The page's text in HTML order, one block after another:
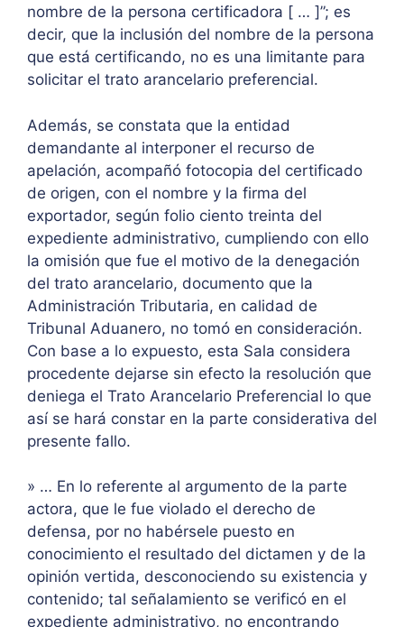
nombre de la persona certificadora [ … ]”; es
decir, que la inclusión del nombre de la persona
que está certificando, no es una limitante para
solicitar el trato arancelario preferencial.
Además, se constata que la entidad
demandante al interponer el recurso de
apelación, acompañó fotocopia del certificado
de origen, con el nombre y la firma del
exportador, según folio ciento treinta del
expediente administrativo, cumpliendo con ello
la omisión que fue el motivo de la denegación
del trato arancelario, documento que la
Administración Tributaria, en calidad de
Tribunal Aduanero, no tomó en consideración.
Con base a lo expuesto, esta Sala considera
procedente dejarse sin efecto la resolución que
deniega el Trato Arancelario Preferencial lo que
así se hará constar en la parte considerativa del
presente fallo.
» … En lo referente al argumento de la parte
actora, que le fue violado el derecho de
defensa, por no habérsele puesto en
conocimiento el resultado del dictamen y de la
opinión vertida, desconociendo su existencia y
contenido; tal señalamiento se verificó en el
expediente administrativo, no encontrando